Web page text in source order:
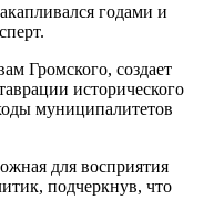
годами и
Громского, создает
исторического
муниципалитетов
для восприятия
подчеркнув, что